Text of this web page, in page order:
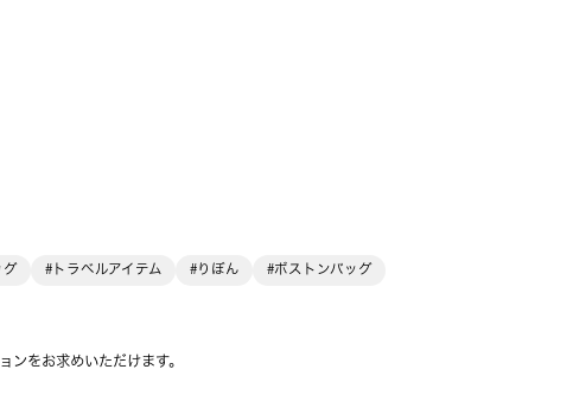
グ #トラベルアイテム #りぼん #ボストンバッグ
ンをお求めいただけます。